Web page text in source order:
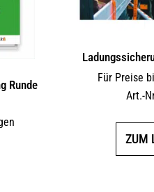
Runde
Für Preise
Art.-
ZUM